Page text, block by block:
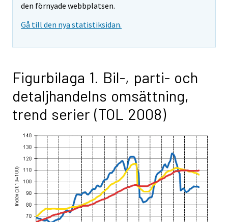
den förnyade webbplatsen.
Gå till den nya statistiksidan.
Figurbilaga 1. Bil-, parti- och
detaljhandelns omsättning,
trend serier (TOL 2008)